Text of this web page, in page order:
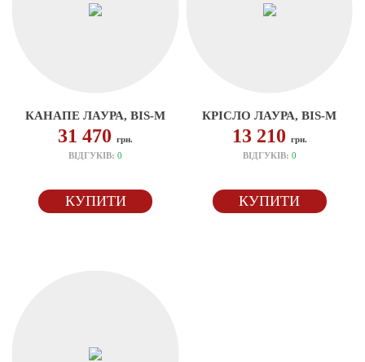
КАНАПЕ ЛАУРА, BIS-M
31 470грн.
ВІДГУКІВ:0
КУПИТИ
КРІСЛО ЛАУРА, BIS-M
13 210 грн.
ВІДГУКІВ: 0
КУПИТИ